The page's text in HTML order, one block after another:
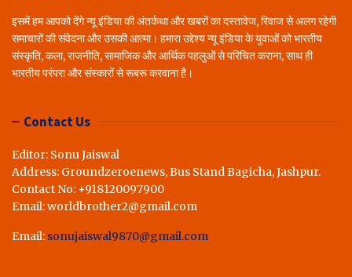
इसमें हम आपको देंगे न्यू इंडिया की अंतर्कथा और खबरों का दस्तावेज, रिवाज से अलग रहेगी
समाचारों की संवेदना और उसकी आत्मा। हमारा उद्देश्य न्यू इंडिया के युवाओं को भारतीय
संस्कृति, कला, राजनीति, सामाजिक और आर्थिक पहलुओं से परिचित कराना, साथ ही
भारतीय परंपरा और संस्कारों से रूबरू करवाना है।
Contact Us
Editor: Sonu Jaiswal
Address: Groundzeroenews, Bus Stand Bagicha, Jashpur.
Contact No: +918120097900
Email: worldbrother2@gmail.com
Email: sonujaiswal9870@gmail.com